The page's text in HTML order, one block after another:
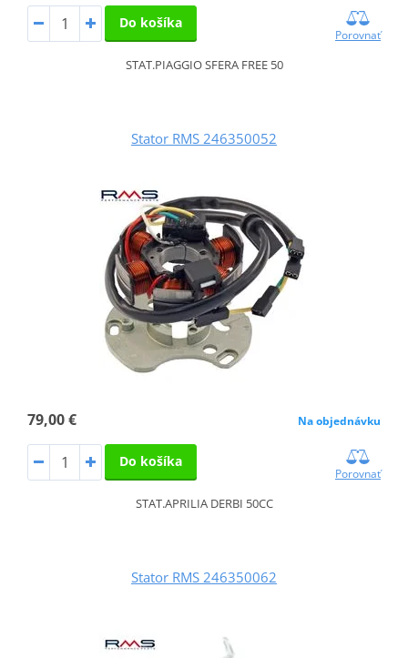
Do košíka
Porovnať
STAT.PIAGGIO SFERA FREE 50
Stator RMS 246350052
79,00 € Na objednávku
Do košíka
Porovnať
STAT.APRILIA DERBI 50CC
Stator RMS 246350062